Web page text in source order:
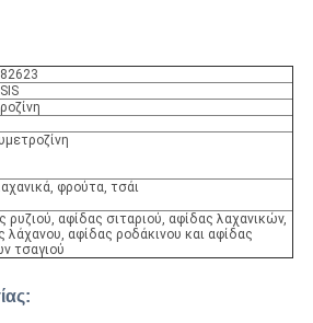
φρούτα, τσάι
ρυζιού, αφίδας σιταριού, αφίδας λαχανικών,
λάχανου, αφίδας ροδάκινου και αφίδας
τσαγιού
: